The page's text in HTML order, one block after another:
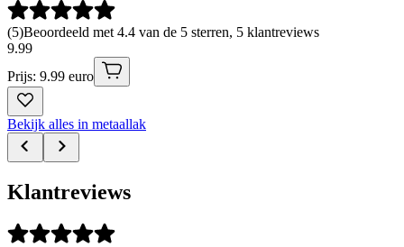
(5)Beoordeeld met 4.4 van de 5 sterren, 5 klantreviews
9.99
Prijs: 9.99 euro
Bekijk alles in metaallak
Klantreviews